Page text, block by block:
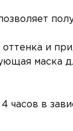
и
маска
часов в